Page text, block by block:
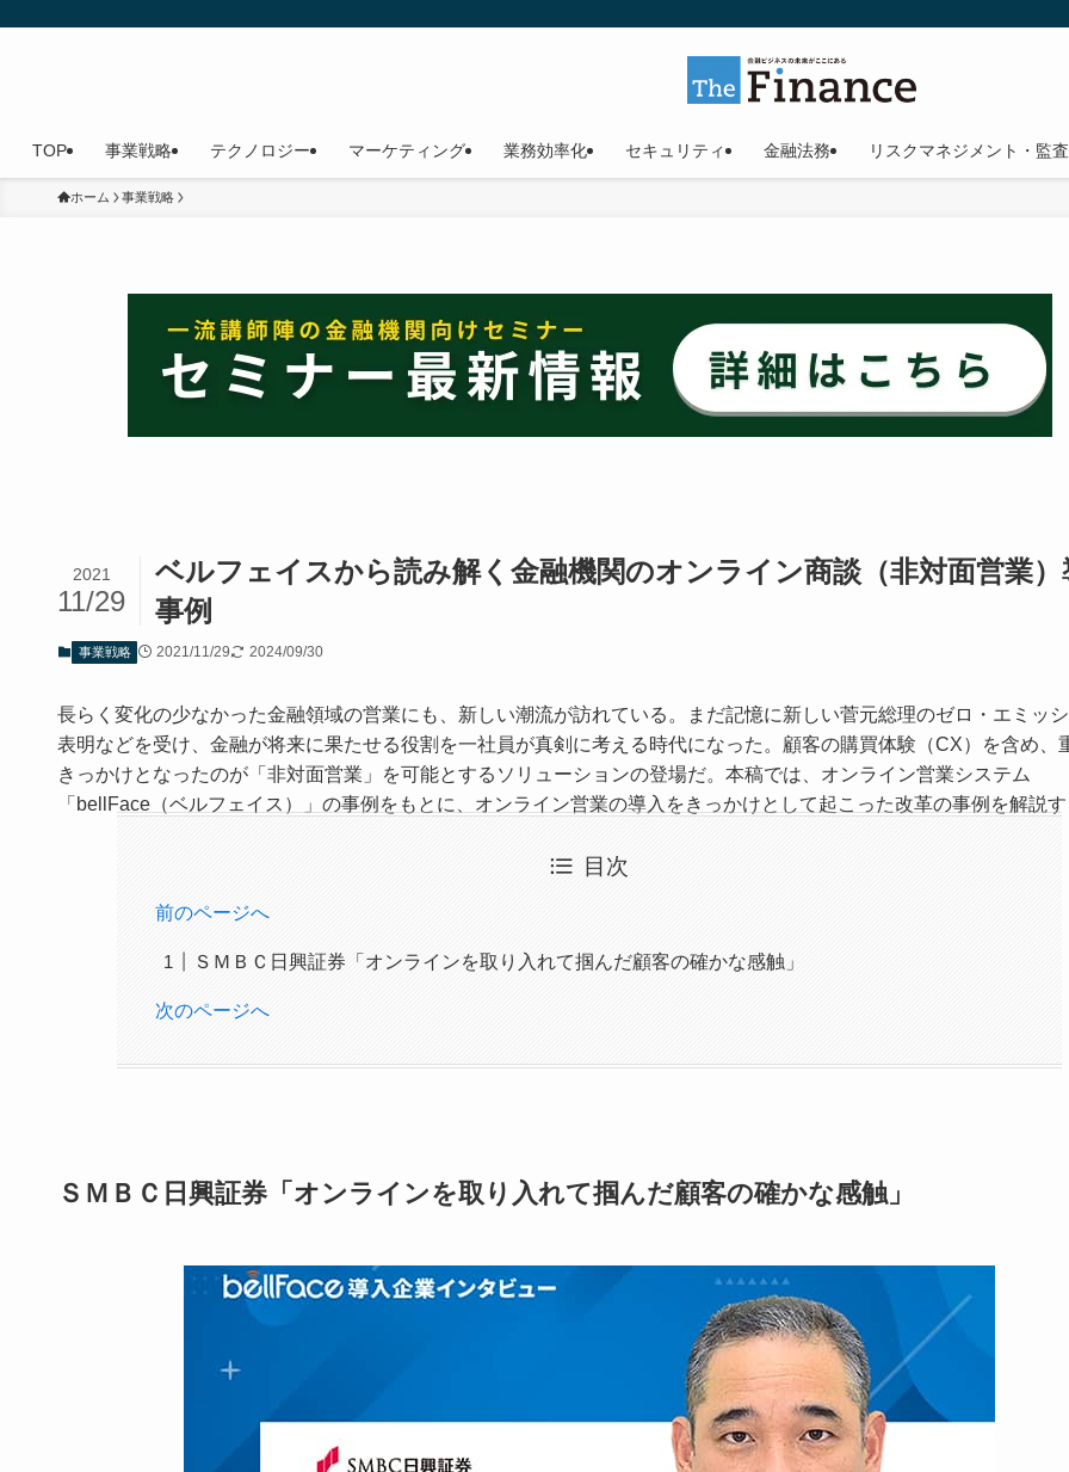
TOP 事業戦略 テクノロジー マーケティング 業務効率化 セキュリティ 金融法務 リスクマネジメント・監査
ホーム 事業戦略
ベルフェイスから読み解く金融機関のオンライン商談（非対面営業）
事例
2021
11/29
事業戦略 2021/11/29 2024/09/30
長らく変化の少なかった金融領域の営業にも、新しい潮流が訪れている。まだ記憶に新しい菅元総理のゼロ・エミッ
表明などを受け、金融が将来に果たせる役割を一社員が真剣に考える時代になった。顧客の購買体験（CX）を含め、
きっかけとなったのが「非対面営業」を可能とするソリューションの登場だ。本稿では、オンライン営業システム
「bellFace（ベルフェイス）」の事例をもとに、オンライン営業の導入をきっかけとして起こった改革の事例を解説
目次
前のページへ
ＳＭＢＣ日興証券「オンラインを取り入れて掴んだ顧客の確かな感触」
次のページへ
ＳＭＢＣ日興証券「オンラインを取り入れて掴んだ顧客の確かな感触」